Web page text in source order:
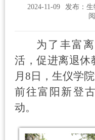
2024-11-09
发布：生
为了丰富
活，促进离退休
月8 日，生仪学
前往富阳新登
动。